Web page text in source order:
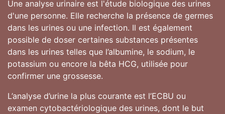
Une analyse urinaire est l'étude biologique des urines
d'une personne. Elle recherche la présence de germes
dans les urines ou une infection. Il est également
possible de doser certaines substances présentes
dans les urines telles que l’albumine, le sodium, le
potassium ou encore la bêta HCG, utilisée pour
confirmer une grossesse.
L’analyse d’urine la plus courante est l’ECBU ou
examen cytobactériologique des urines, dont le but